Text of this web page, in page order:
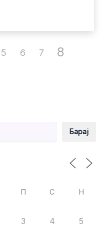
5 6 7 8
Барај
П С Н
3 4 5